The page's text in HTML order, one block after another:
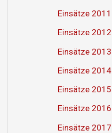
Einsätze 2011
Einsätze 2012
Einsätze 2013
Einsätze 2014
Einsätze 2015
Einsätze 2016
Einsätze 2017